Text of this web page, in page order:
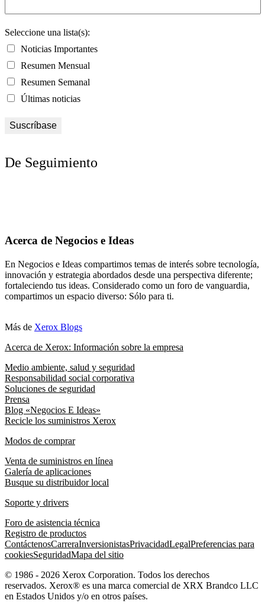
Seleccione una lista(s):
Noticias Importantes
Resumen Mensual
Resumen Semanal
Últimas noticias
De Seguimiento
Acerca de Negocios e Ideas
En Negocios e Ideas compartimos temas de interés sobre tecnología,
innovación y estrategia abordados desde una perspectiva diferente;
fortaleciendo tus ideas. Considerado como un foro de vanguardia,
compartimos un espacio diverso: Sólo para ti.
Más de Xerox Blogs
Acerca de Xerox: Información sobre la empresa
Medio ambiente, salud y seguridad
Responsabilidad social corporativa
Soluciones de seguridad
Prensa
Blog «Negocios E Ideas»
Recicle los suministros Xerox
Modos de comprar
Venta de suministros en línea
Galería de aplicaciones
Busque su distribuidor local
Soporte y drivers
Foro de asistencia técnica
Registro de productos
ContáctenosCarreraInversionistasPrivacidadLegalPreferencias para
cookiesSeguridadMapa del sitio
© 1986 - 2026 Xerox Corporation. Todos los derechos
reservados. Xerox® es una marca comercial de XRX Brandco LLC
en Estados Unidos y/o en otros países.